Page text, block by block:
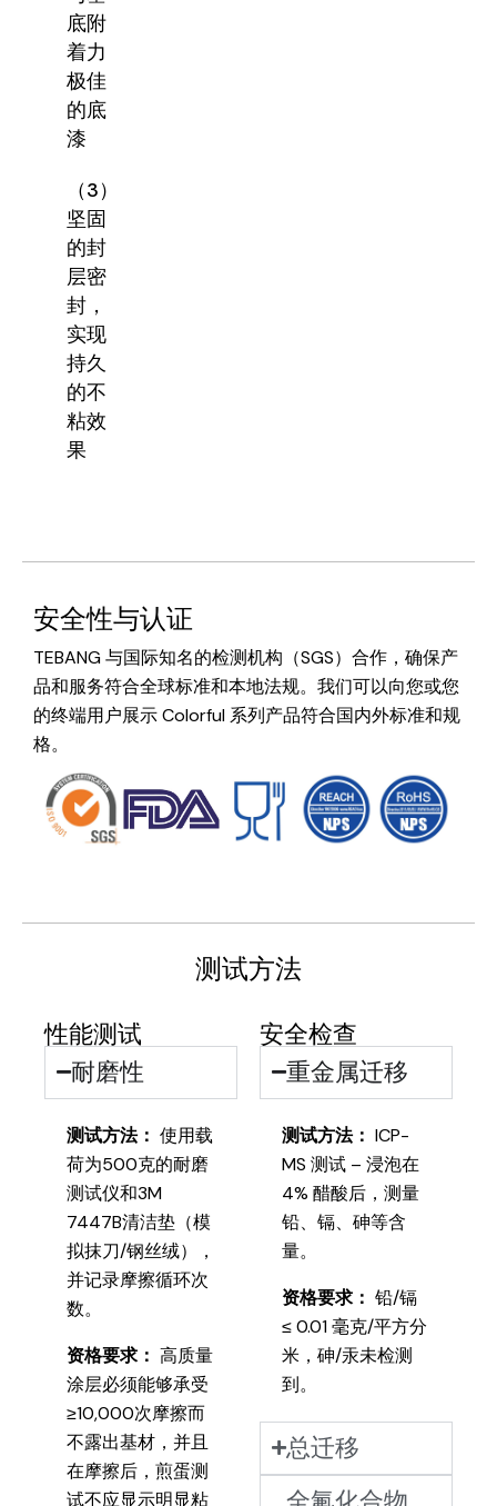
底附
着力
极佳
的底
漆
（3）
坚固
的封
层密
封，
实现
持久
的不
粘效
果
安全性与认证
TEBANG 与国际知名的检测机构（SGS）合作，确保产
品和服务符合全球标准和本地法规。我们可以向您或您
的终端用户展示 Colorful 系列产品符合国内外标准和规
格。
测试方法
性能测试
耐磨性
测试方法： 使用载
荷为500克的耐磨
测试仪和3M
7447B清洁垫（模
拟抹刀/钢丝绒），
并记录摩擦循环次
数。
资格要求： 高质量
涂层必须能够承受
≥10,000次摩擦而
不露出基材，并且
在摩擦后，煎蛋测
试不应显示明显粘
安全检查
重金属迁移
测试方法： ICP-
MS 测试 – 浸泡在
4% 醋酸后，测量
铅、镉、砷等含
量。
资格要求： 铅/镉
≤ 0.01 毫克/平方分
米，砷/汞未检测
到。
总迁移